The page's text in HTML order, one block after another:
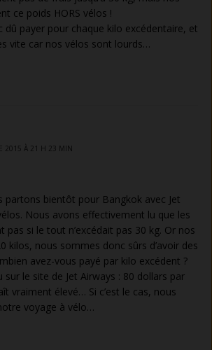
ce poids HORS vélos !
dû payer pour chaque kilo excédentaire, et
vite car nos vélos sont lourds…
2015 À 21 H 23 MIN
partons bientôt pour Bangkok avec Jet
Nous avons effectivement lu que les
pas si le tout n’excédait pas 30 kg. Or nos
kilos, nous sommes donc sûrs d’avoir des
avez-vous payé par kilo excédent ?
sur le site de Jet Airways : 80 dollars par
vraiment élevé… Si c’est le cas, nous
voyage à vélo…